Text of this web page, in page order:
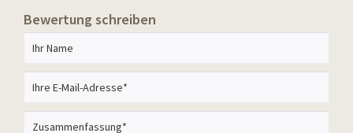
Bewertung schreiben